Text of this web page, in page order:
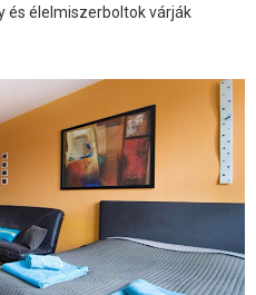
és élelmiszerboltok várják